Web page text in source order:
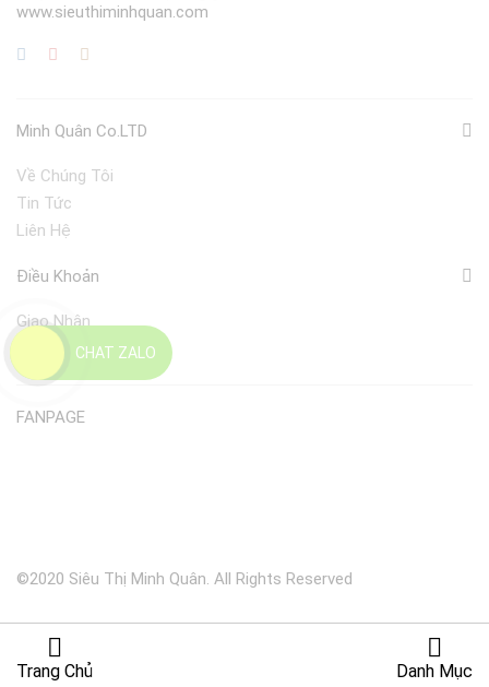
CHAT ZALO
www.sieuthiminhquan.com
Minh Quân Co.LTD
Về Chúng Tôi
Tin Tức
Liên Hệ
Điều Khoản
Giao Nhận
Đổi Trả
FANPAGE
©2020 Siêu Thị Minh Quân. All Rights Reserved
Trang Chủ Danh Mục